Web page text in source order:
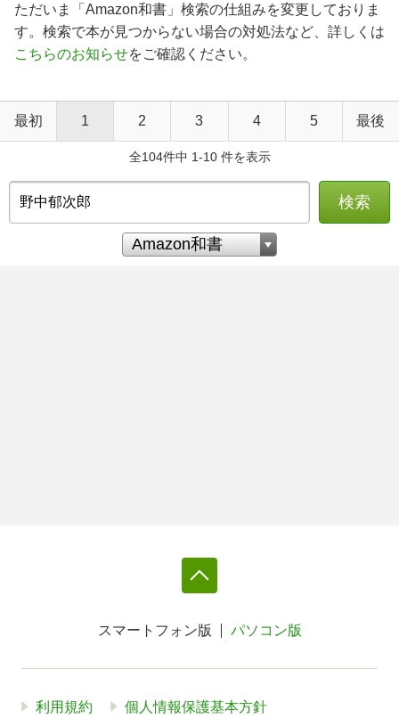
ただいま「Amazon和書」検索の仕組みを変更しておりま
す。検索で本が見つからない場合の対処法など、詳しくは
こちらのお知らせをご確認ください。
最初 1 2 3 4 5 最後
全104件中 1-10 件を表示
検索
スマートフォン版 パソコン版
利用規約 個人情報保護基本方針